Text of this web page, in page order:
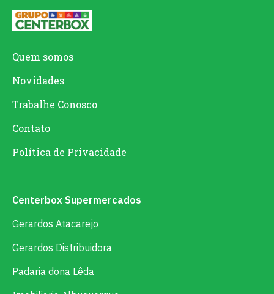
Quem somos
Novidades
Trabalhe Conosco
Contato
Política de Privacidade
Centerbox Supermercados
Gerardos Atacarejo
Gerardos Distribuidora
Padaria dona Lêda